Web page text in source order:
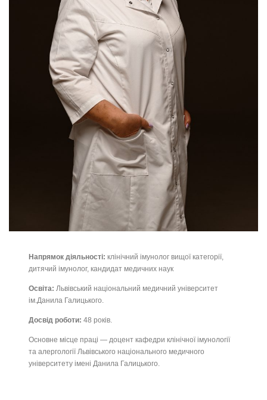
Напрямок діяльності:клінічний імунолог вищої категорії,
дитячий імунолог, кандидат медичних наук
Освіта: Львівський національний медичний університет
ім.Данила Галицького.
Досвід роботи:48 років.
Основне місце праці — доцент кафедри клінічної імунології
та алергології Львівського національного медичного
університету імені Данила Галицького.